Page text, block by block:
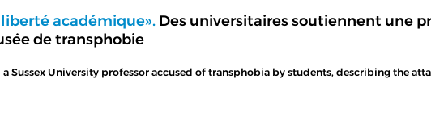
académique». Des universitaires soutiennent une
de transphobie
Sussex University professor accused of transphobia by students, describing the